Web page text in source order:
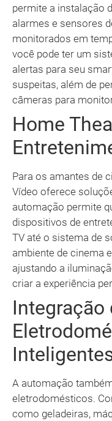
permite a instalação
alarmes e sensores
monitorados em
você pode ter um
alertas para seu
suspeitas, além de
câmeras para
Home
Para os amantes de
Vídeo oferece
automação permite
dispositivos de
TV até o sistema de
ambiente de cinema
ajustando a
criar a experiência
Integração
A automação
eletrodomésticos.
como geladeiras,